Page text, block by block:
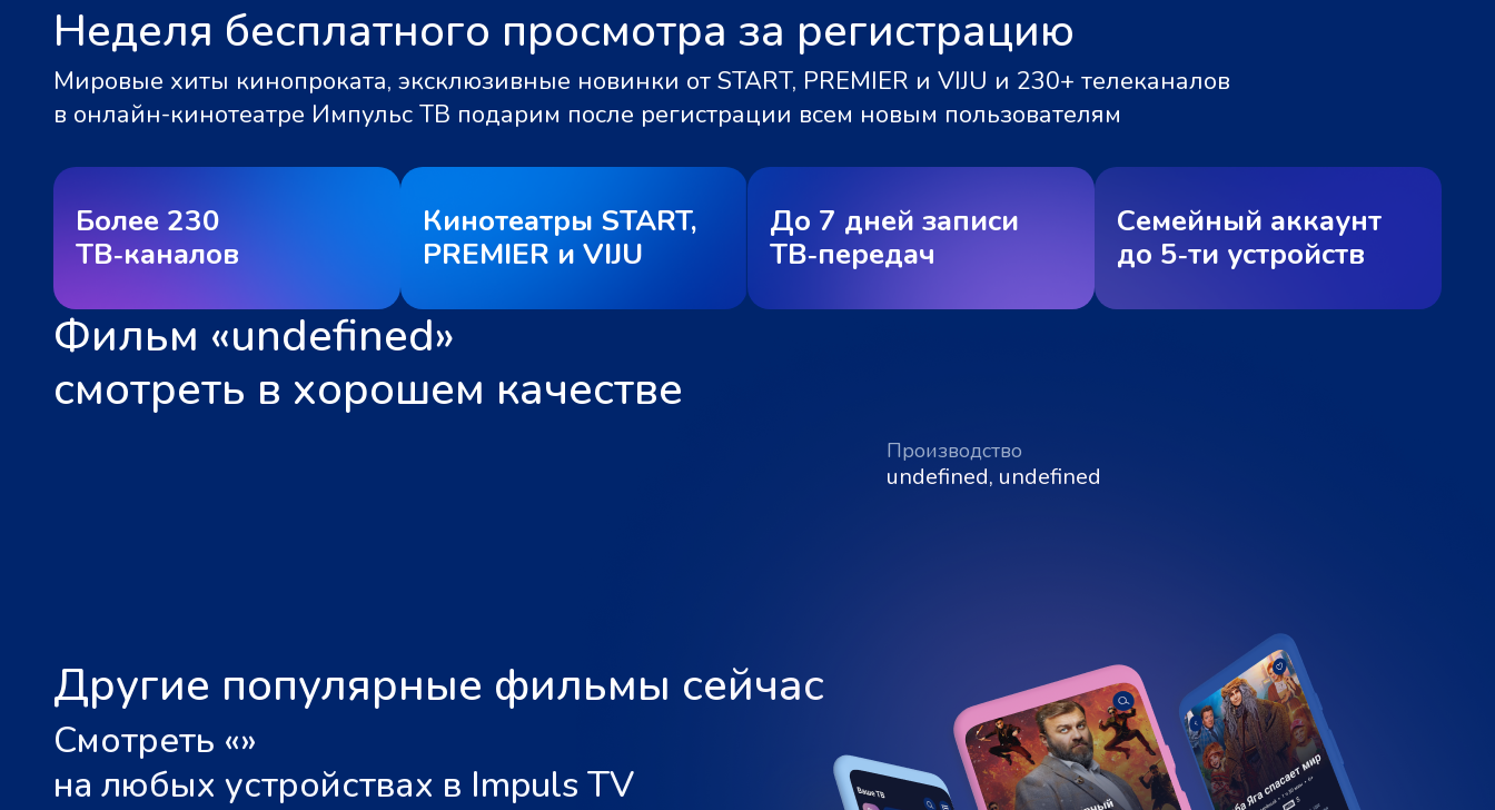
Неделя бесплатного просмотра за регистрацию
Мировые хиты кинопроката, эксклюзивные новинки от START, PREMIER и VIJU и 230+ телеканалов
в онлайн-кинотеатре Импульс ТВ подарим после регистрации всем новым пользователям
Более 230
ТВ‑каналов
Кинотеатры START,
PREMIER и VIJU
До 7 дней записи
ТВ‑передач
Семейный аккаунт
до 5‑ти устройств
Фильм «undefined»
смотреть в хорошем качестве
Производство
undefined, undefined
Другие популярные фильмы сейчас
Смотреть «»
на любых устройствах в Impuls TV